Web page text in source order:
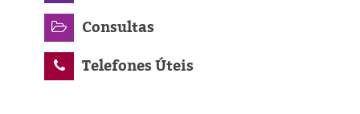
Consultas
Telefones Úteis